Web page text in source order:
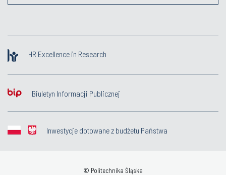
HR Excellence in Research
Biuletyn Informacji Publicznej
Inwestycje dotowane z budżetu Państwa
© Politechnika Śląska